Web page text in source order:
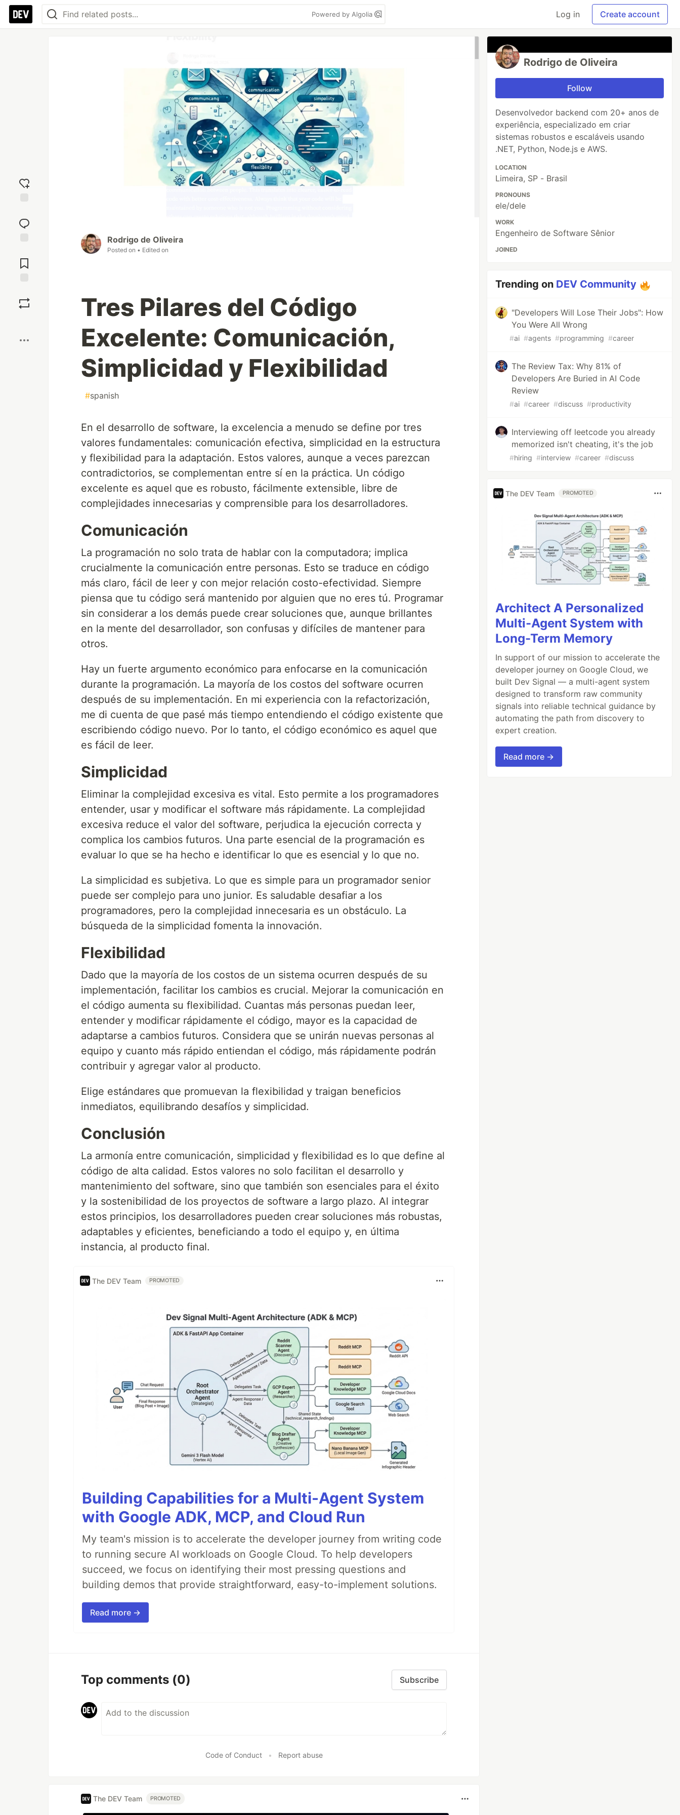
Powered by Algolia Log in Create account
reaction
Comments
Rodrigo de Oliveira
Posted on • Edited on
Tres Pilares del Código
Excelente: Comunicación,
Simplicidad y Flexibilidad
#spanish
En el desarrollo de software, la excelencia a menudo se define por tres
valores fundamentales: comunicación efectiva, simplicidad en la estructura
y flexibilidad para la adaptación. Estos valores, aunque a veces parezcan
contradictorios, se complementan entre sí en la práctica. Un código
excelente es aquel que es robusto, fácilmente extensible, libre de
complejidades innecesarias y comprensible para los desarrolladores.
Comunicación
La programación no solo trata de hablar con la computadora; implica
crucialmente la comunicación entre personas. Esto se traduce en código
más claro, fácil de leer y con mejor relación costo-efectividad. Siempre
piensa que tu código será mantenido por alguien que no eres tú. Programar
sin considerar a los demás puede crear soluciones que, aunque brillantes
en la mente del desarrollador, son confusas y difíciles de mantener para
otros.
Hay un fuerte argumento económico para enfocarse en la comunicación
durante la programación. La mayoría de los costos del software ocurren
después de su implementación. En mi experiencia con la refactorización,
me di cuenta de que pasé más tiempo entendiendo el código existente que
escribiendo código nuevo. Por lo tanto, el código económico es aquel que
es fácil de leer.
Simplicidad
Eliminar la complejidad excesiva es vital. Esto permite a los programadores
entender, usar y modificar el software más rápidamente. La complejidad
excesiva reduce el valor del software, perjudica la ejecución correcta y
complica los cambios futuros. Una parte esencial de la programación es
evaluar lo que se ha hecho e identificar lo que es esencial y lo que no.
La simplicidad es subjetiva. Lo que es simple para un programador senior
puede ser complejo para uno junior. Es saludable desafiar a los
programadores, pero la complejidad innecesaria es un obstáculo. La
búsqueda de la simplicidad fomenta la innovación.
Flexibilidad
Dado que la mayoría de los costos de un sistema ocurren después de su
implementación, facilitar los cambios es crucial. Mejorar la comunicación en
el código aumenta su flexibilidad. Cuantas más personas puedan leer,
entender y modificar rápidamente el código, mayor es la capacidad de
adaptarse a cambios futuros. Considera que se unirán nuevas personas al
equipo y cuanto más rápido entiendan el código, más rápidamente podrán
contribuir y agregar valor al producto.
Elige estándares que promuevan la flexibilidad y traigan beneficios
inmediatos, equilibrando desafíos y simplicidad.
Conclusión
La armonía entre comunicación, simplicidad y flexibilidad es lo que define al
código de alta calidad. Estos valores no solo facilitan el desarrollo y
mantenimiento del software, sino que también son esenciales para el éxito
y la sostenibilidad de los proyectos de software a largo plazo. Al integrar
estos principios, los desarrolladores pueden crear soluciones más robustas,
adaptables y eficientes, beneficiando a todo el equipo y, en última
instancia, al producto final.
The DEV Team PROMOTED
Building Capabilities for a Multi-Agent System
with Google ADK, MCP, and Cloud Run
My team's mission is to accelerate the developer journey from writing code
to running secure AI workloads on Google Cloud. To help developers
succeed, we focus on identifying their most pressing questions and
building demos that provide straightforward, easy-to-implement solutions.
Read more →
Top comments (0) Subscribe
Code of Conduct • Report abuse
The DEV Team PROMOTED
Rodrigo de Oliveira
Follow
Desenvolvedor backend com 20+ anos de
experiência, especializado em criar
sistemas robustos e escaláveis usando
.NET, Python, Node.js e AWS.
LOCATION
Limeira, SP - Brasil
PRONOUNS
ele/dele
WORK
Engenheiro de Software Sênior
JOINED
Trending on DEV Community
"Developers Will Lose Their Jobs": How
You Were All Wrong
#ai #agents #programming #career
The Review Tax: Why 81% of
Developers Are Buried in AI Code
Review
#ai #career #discuss #productivity
Interviewing off leetcode you already
memorized isn't cheating, it's the job
#hiring #interview #career #discuss
The DEV Team PROMOTED
Architect A Personalized
Multi-Agent System with
Long-Term Memory
In support of our mission to accelerate the
developer journey on Google Cloud, we
built Dev Signal — a multi-agent system
designed to transform raw community
signals into reliable technical guidance by
automating the path from discovery to
expert creation.
Read more →